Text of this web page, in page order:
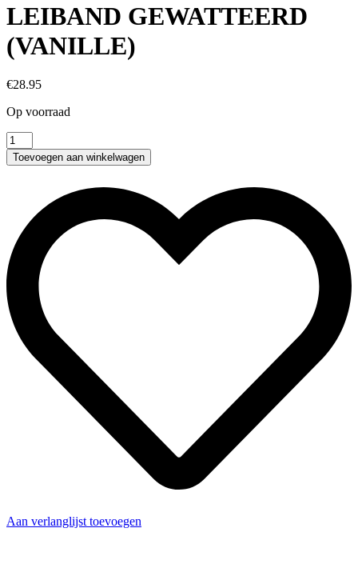
LEIBAND GEWATTEERD
(VANILLE)
€28.95
Op voorraad
LEIBAND
GEWATTEERD
(VANILLE)
Toevoegen aan winkelwagen
Aan verlanglijst toevoegen